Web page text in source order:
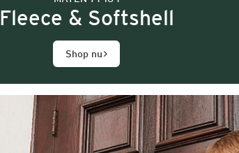
Fleece & Softshell
Shop nu